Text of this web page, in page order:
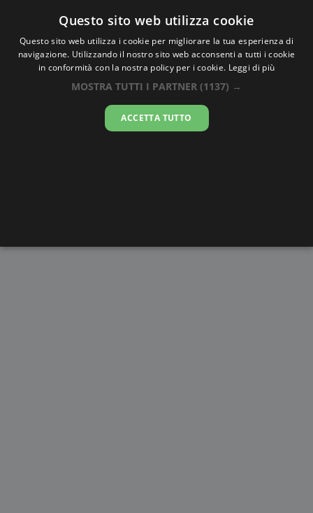
Oraesatta.co
Ora EsattaRouen
07:24:59
Questo sito web utilizza cookie
Questo sito web utilizza i cookie per migliorare la tua esperienza di
navigazione. Utilizzando il nostro sito web acconsenti a tutti i cookie
in conformità con la nostra policy per i cookie. Leggi di più
MOSTRA TUTTI I PARTNER (1137) →
ACCETTA TUTTO